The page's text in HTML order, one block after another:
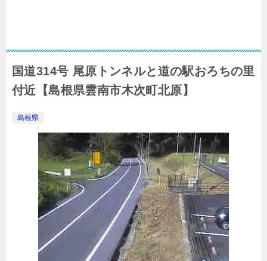
国道314号 尾原トンネルと道の駅おろちの里
付近【島根県雲南市木次町北原】
島根県